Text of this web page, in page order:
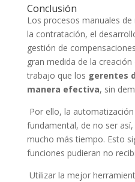
Conclusión
Los procesos manuales
la contratación, el
gestión de
gran medida de la
trabajo que los gerentes
manera efectiva, sin
Por ello, la
fundamental, de no ser
mucho más tiempo. Esto
funciones pudieran no
Utilizar la mejor